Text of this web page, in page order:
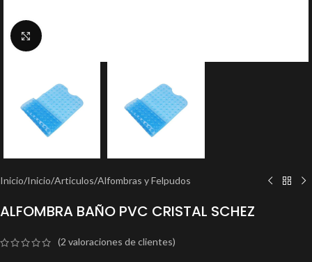
Clic para ampliar
Inicio/Inicio/Articulos/Alfombras y Felpudos
ALFOMBRA BAÑO PVC CRISTAL SCHEZ
(2 valoraciones de clientes)